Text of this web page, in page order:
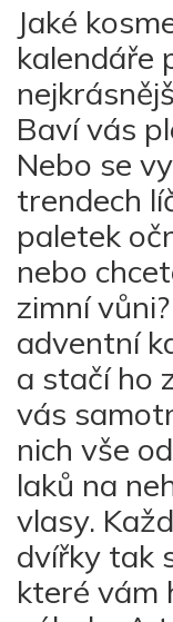
Jaké
kalendáře
Baví vás
Nebo se
trendech
paletek
nebo
zimní
adventní
a stačí ho
vás
nich vše
laků na
vlasy.
dvířky tak
které vám